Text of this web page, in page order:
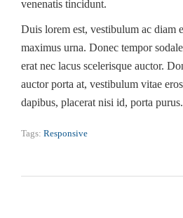
venenatis tincidunt.
Duis lorem est, vestibulum ac diam
maximus urna. Donec tempor
erat nec lacus scelerisque auctor.
auctor porta at, vestibulum vitae
dapibus, placerat nisi id, porta purus.
Tags: Responsive